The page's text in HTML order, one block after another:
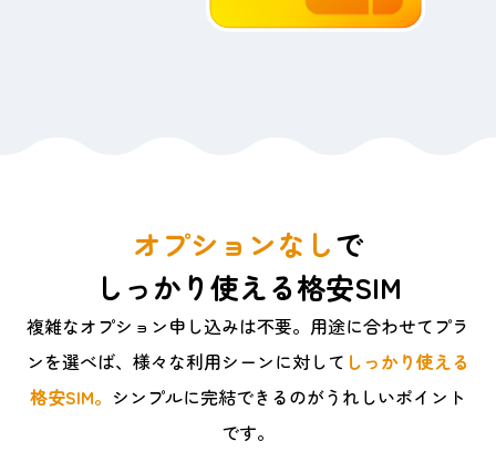
オプションなしで
しっかり使える格安SIM
複雑なオプション申し込みは不要。用途に合わせてプラ
ンを選べば、様々な利用シーンに対して しっかり使える
格安SIM。 シンプルに完結できるのがうれしいポイント
です。